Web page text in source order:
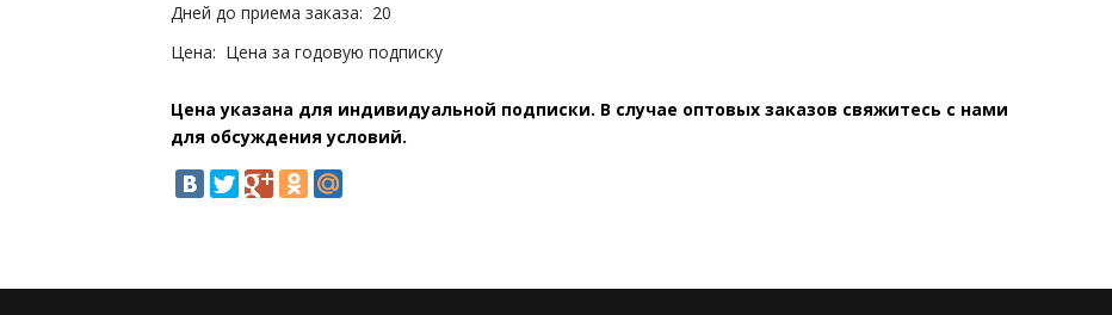
Дней до приема заказа: 20
Цена: Цена за годовую подписку
Цена указана для индивидуальной подписки. В случае оптовых заказов свяжитесь с нами
для обсуждения условий.